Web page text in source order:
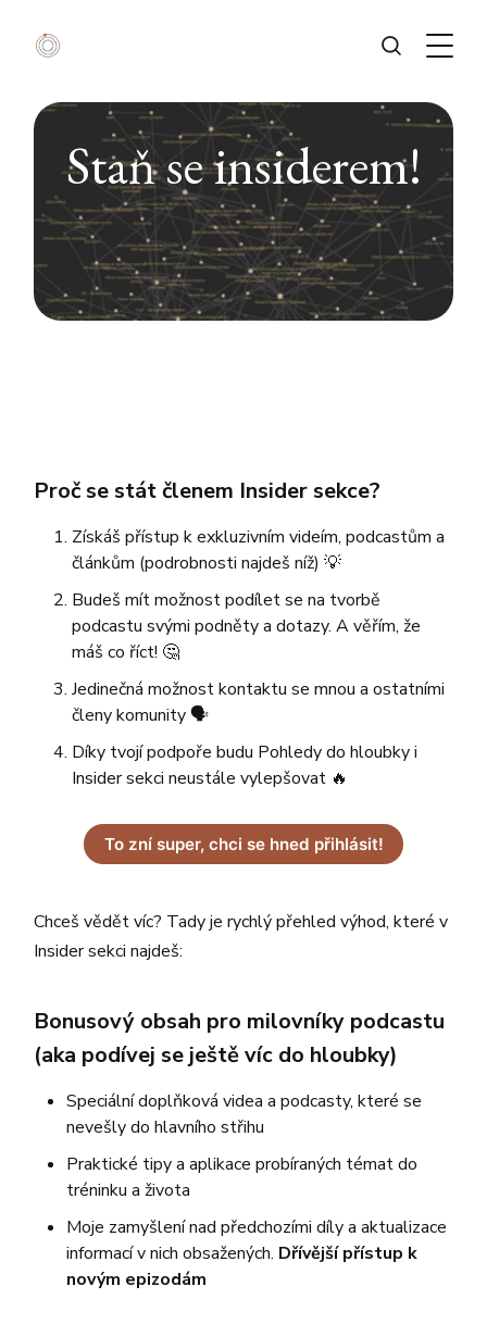
Staň se insiderem!
Proč se stát členem Insider sekce?
Získáš přístup k exkluzivním videím, podcastům a
článkům (podrobnosti najdeš níž) 💡
Budeš mít možnost podílet se na tvorbě
podcastu svými podněty a dotazy. A věřím, že
máš co říct! 🤔
Jedinečná možnost kontaktu se mnou a ostatními
členy komunity 🗣️
Díky tvojí podpoře budu Pohledy do hloubky i
Insider sekci neustále vylepšovat 🔥
To zní super, chci se hned přihlásit!
Chceš vědět víc? Tady je rychlý přehled výhod, které v
Insider sekci najdeš:
Bonusový obsah pro milovníky podcastu
(aka podívej se ještě víc do hloubky)
Speciální doplňková videa a podcasty, které se
nevešly do hlavního střihu
Praktické tipy a aplikace probíraných témat do
tréninku a života
Moje zamyšlení nad předchozími díly a aktualizace
informací v nich obsažených. Dřívější přístup k
novým epizodám